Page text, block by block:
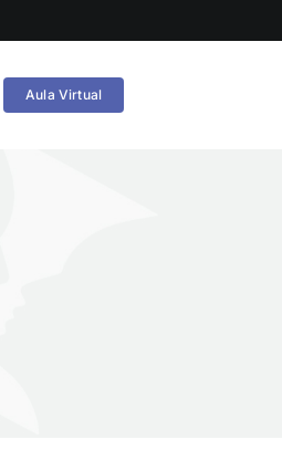
Aula Virtual